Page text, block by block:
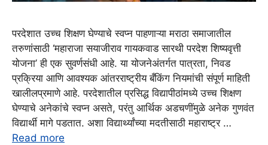
परदेशात उच्च शिक्षण घेण्याचे स्वप्न पाहणाऱ्या मराठा समाजातील
तरुणांसाठी ‘महाराजा सयाजीराव गायकवाड सारथी परदेश शिष्यवृत्ती
योजना’ ही एक सुवर्णसंधी आहे. या योजनेअंतर्गत पात्रता, निवड
प्रक्रिया आणि आवश्यक आंतरराष्ट्रीय बँकिंग नियमांची संपूर्ण माहिती
खालीलप्रमाणे आहे. परदेशातील प्रसिद्ध विद्यापीठांमध्ये उच्च शिक्षण
घेण्याचे अनेकांचे स्वप्न असते, परंतु आर्थिक अडचणींमुळे अनेक गुणवंत
विद्यार्थी मागे पडतात. अशा विद्यार्थ्यांच्या मदतीसाठी महाराष्ट्र …
Read more